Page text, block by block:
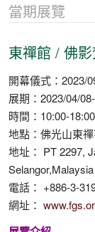
當期展覽
東禪館 / 佛
開幕儀式：2023/
展期：2023/04/
時間：10:00-
地點：佛光山東
地址： PT 2297,
Selangor,Malaysia
電話： +886-3-
網址：